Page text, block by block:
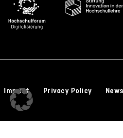
Imprint Privacy Policy